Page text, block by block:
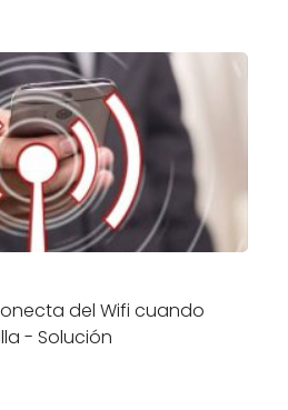
del Wifi cuando
- Solución